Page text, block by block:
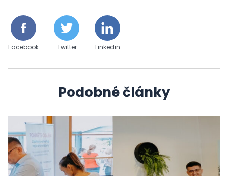
Facebook Twitter Linkedin
Podobné články